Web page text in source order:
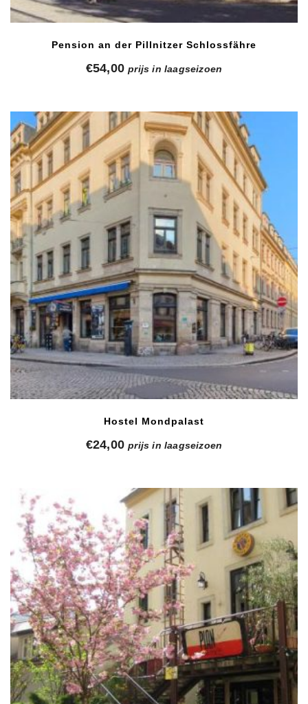
Pension an der Pillnitzer Schlossfähre
€54,00 prijs in laagseizoen
Hostel Mondpalast
€24,00 prijs in laagseizoen